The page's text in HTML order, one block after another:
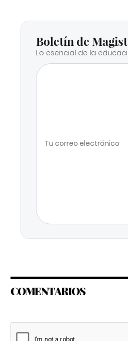
Boletín de
Lo esencial de la
COMENTARIOS